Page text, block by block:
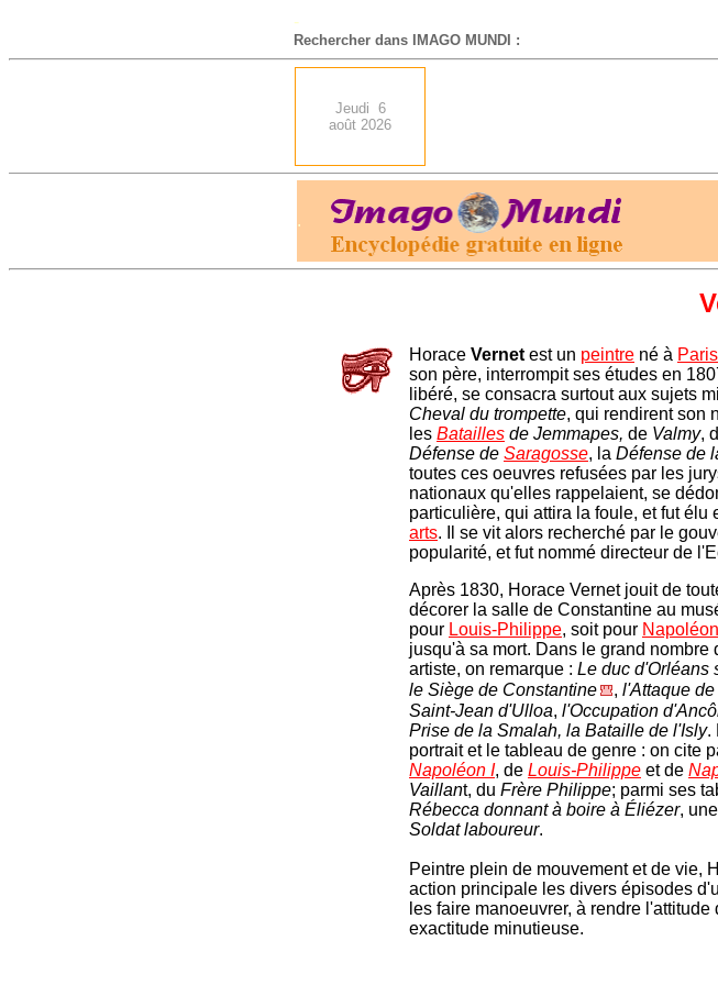
-
Rechercher dans IMAGO MUNDI :
Jeudi 6
août 2026
.
Horace Vernet est un peintre né à Paris
son père, interrompit ses études en
libéré, se consacra surtout aux sujets
Cheval du trompette, qui rendirent son
les Batailles de Jemmapes, de Valmy,
Défense de Saragosse, la Défense de
toutes ces oeuvres refusées par les
nationaux qu'elles rappelaient, se
particulière, qui attira la foule, et fut élu
arts. Il se vit alors recherché par le
popularité, et fut nommé directeur de
Après 1830, Horace Vernet jouit de
décorer la salle de Constantine au
pour Louis-Philippe, soit pour Napoléon
jusqu'à sa mort. Dans le grand
artiste, on remarque : Le duc d'Orléans
le Siège de Constantine
, l'Attaque
Saint-Jean d'Ulloa, l'Occupation
Prise de la Smalah, la Bataille de l'Isly.
portrait et le tableau de genre : on cite
Napoléon I, de Louis-Philippe et de
Vaillant, du Frère Philippe; parmi ses
Rébecca donnant à boire à Éliézer, une
Soldat laboureur.
Peintre plein de mouvement et de vie,
action principale les divers épisodes
les faire manoeuvrer, à rendre
exactitude minutieuse.